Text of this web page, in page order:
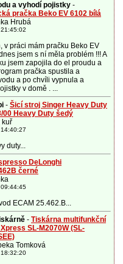
a vyhodí pojistky -
pračka Beko EV 6102 bílá
Hrubá
v práci mám pračku Beko EV
jsem s ní měla problém !!! A
jsem zapojila do el proudu a
pračka spustila a
a po chvíli vypnula a
v domě . ...
- Šicí stroj Singer Heavy Duty
00 Heavy Duty šedý
kuř
duty...
DeLonghi
černé
ECAM 25.462.B...
- Tiskárna multifunkční
SL-M2070W (SL-
Tomková